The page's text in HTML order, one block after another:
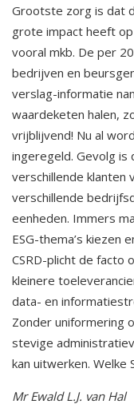
Grootste zorg is dat
grote impact heeft
vooral mkb. De per
bedrijven en
verslag-informatie
waardeketen halen,
vrijblijvend! Nu al
ingeregeld. Gevolg is
verschillende klanten
verschillende
eenheden. Immers
ESG-thema’s kiezen
CSRD-plicht de facto
kleinere
data- en
Zonder uniformering
stevige
kan uitwerken. Welke
Mr Ewald L.J. van Hal